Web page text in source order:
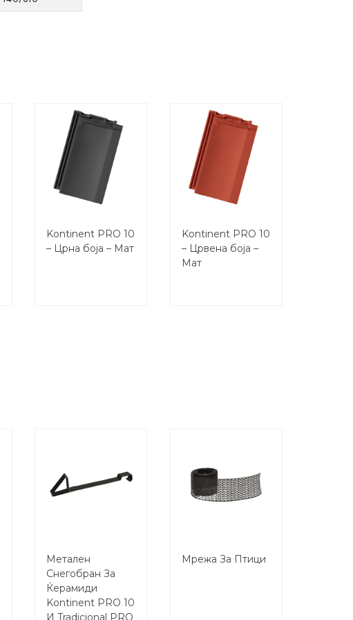
Kontinent PRO 10
– Црна боја – Мат
Kontinent PRO 10
– Црвена боја –
Мат
Метален
Снегобран За
Ќерамиди
Kontinent PRO 10
Мрежа За Птици